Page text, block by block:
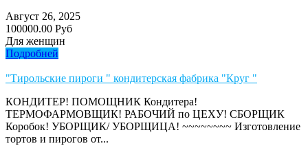
Август 26, 2025
100000.00 Руб
Для женщин
Подробней
"Тирольские пироги " кондитерская фабрика "Круг "
КОНДИТЕР! ПОМОЩНИК Кондитера!
ТЕРМОФАРМОВЩИК! РАБОЧИЙ по ЦЕХУ! СБОРЩИК
Коробок! УБОРЩИК/ УБОРЩИЦА! ~~~~~~~~ Изготовление
тортов и пирогов от...